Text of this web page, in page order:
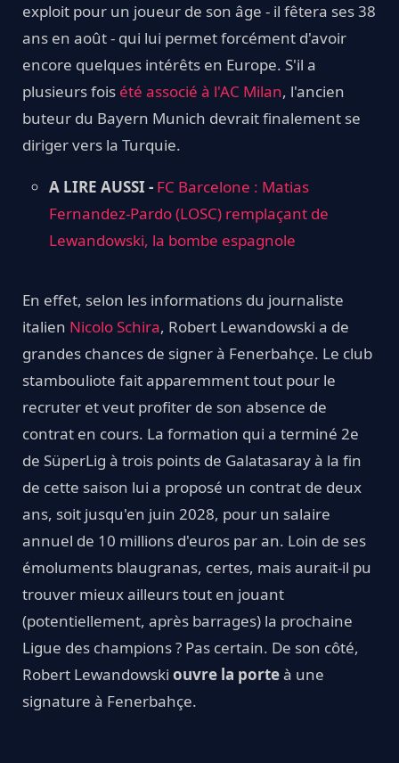
exploit pour un joueur de son âge - il fêtera ses 38
ans en août - qui lui permet forcément d'avoir
encore quelques intérêts en Europe. S'il a
plusieurs fois été associé à l'AC Milan, l'ancien
buteur du Bayern Munich devrait finalement se
diriger vers la Turquie.
A LIRE AUSSI - FC Barcelone : Matias
Fernandez-Pardo (LOSC) remplaçant de
Lewandowski, la bombe espagnole
En effet, selon les informations du journaliste
italien Nicolo Schira, Robert Lewandowski a de
grandes chances de signer à Fenerbahçe. Le club
stambouliote fait apparemment tout pour le
recruter et veut profiter de son absence de
contrat en cours. La formation qui a terminé 2e
de SüperLig à trois points de Galatasaray à la fin
de cette saison lui a proposé un contrat de deux
ans, soit jusqu'en juin 2028, pour un salaire
annuel de 10 millions d'euros par an. Loin de ses
émoluments blaugranas, certes, mais aurait-il pu
trouver mieux ailleurs tout en jouant
(potentiellement, après barrages) la prochaine
Ligue des champions ? Pas certain. De son côté,
Robert Lewandowski ouvre la porteà une
signature à Fenerbahçe.